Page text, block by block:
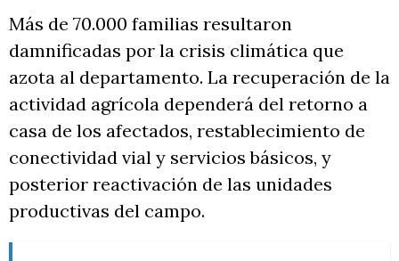
Más de 70.000 familias resultaron
damnificadas por la crisis climática que
azota al departamento. La recuperación de la
actividad agrícola dependerá del retorno a
casa de los afectados, restablecimiento de
conectividad vial y servicios básicos, y
posterior reactivación de las unidades
productivas del campo.